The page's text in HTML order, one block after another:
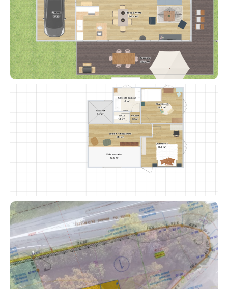
Contacter un conseiller
Estimer/Vendre
Acheter
Recrutement
Actualités
Guides